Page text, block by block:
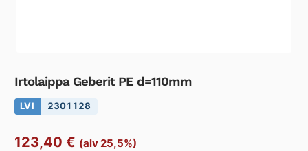
Irtolaippa Geberit PE d=110mm
LVI 2301128
123,40 € (alv 25,5%)